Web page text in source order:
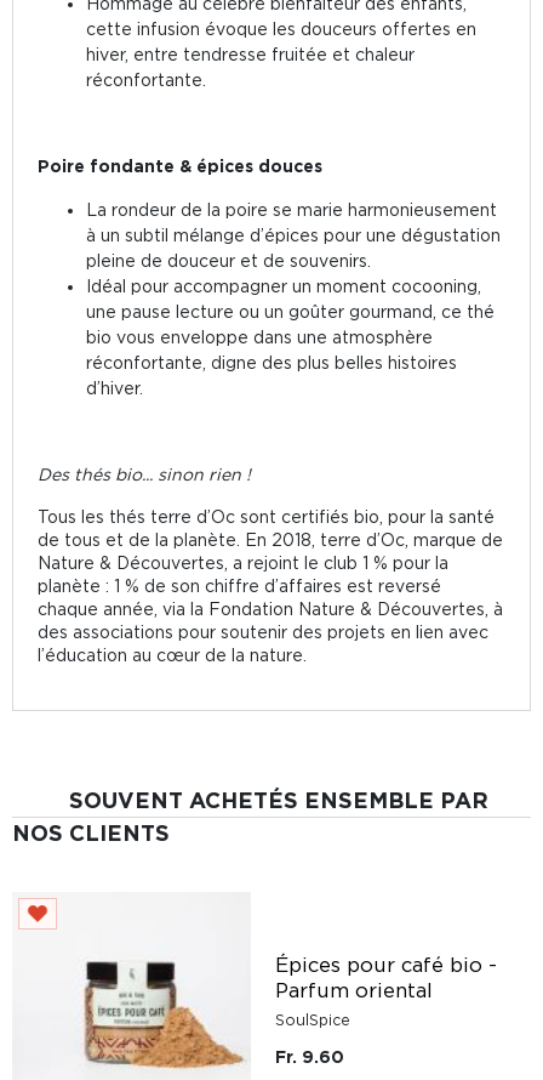
cette infusion évoque les douceurs offertes en
hiver, entre tendresse fruitée et chaleur
réconfortante.
Poire fondante & épices douces
La rondeur de la poire se marie harmonieusement
à un subtil mélange d’épices pour une dégustation
pleine de douceur et de souvenirs.
Idéal pour accompagner un moment cocooning,
une pause lecture ou un goûter gourmand, ce thé
bio vous enveloppe dans une atmosphère
réconfortante, digne des plus belles histoires
d’hiver.
Des thés bio... sinon rien !
Tous les thés terre d’Oc sont certifiés bio, pour la santé
de tous et de la planète. En 2018, terre d’Oc, marque de
Nature & Découvertes, a rejoint le club 1 % pour la
planète : 1 % de son chiffre d’affaires est reversé
chaque année, via la Fondation Nature & Découvertes, à
des associations pour soutenir des projets en lien avec
l’éducation au cœur de la nature.
SOUVENT ACHETÉS ENSEMBLE PAR
NOS CLIENTS
Épices pour café bio -
Parfum oriental
SoulSpice
Fr. 9.60